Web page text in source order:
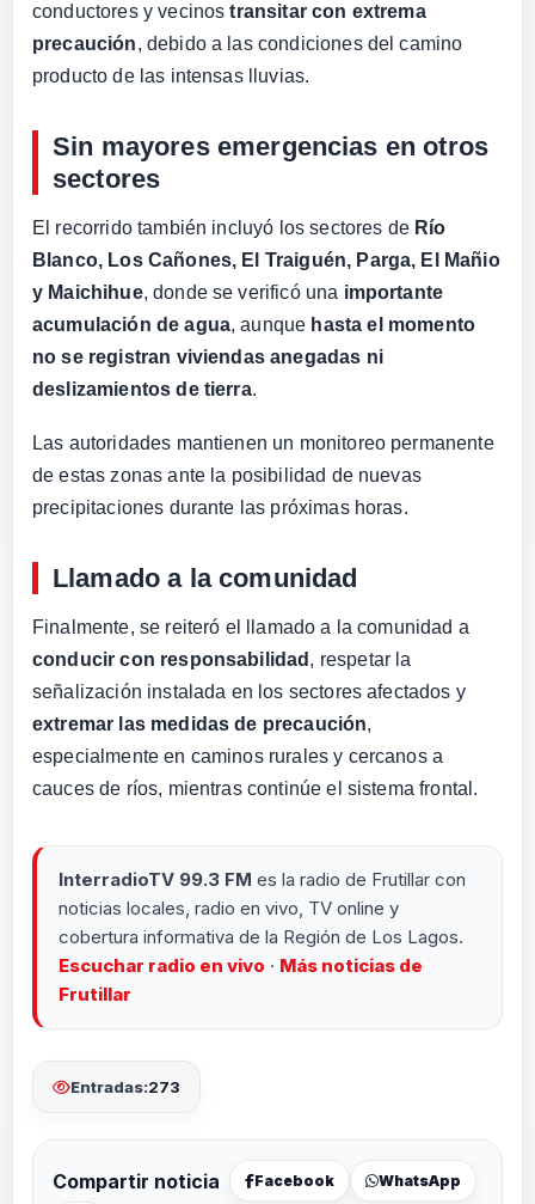
conductores y vecinostransitar con extrema
precaución, debido a las condiciones del camino
producto de las intensas lluvias.
Sin mayores emergencias en otros
sectores
El recorrido también incluyó los sectores de Río
Blanco, Los Cañones, El Traiguén, Parga, El Mañio
y Maichihue, donde se verificó una importante
acumulación de agua, aunque hasta el momento
no se registran viviendas anegadas ni
deslizamientos de tierra.
Las autoridades mantienen un monitoreo permanente
de estas zonas ante la posibilidad de nuevas
precipitaciones durante las próximas horas.
Llamado a la comunidad
Finalmente, se reiteró el llamado a la comunidad a
conducir con responsabilidad , respetar la
señalización instalada en los sectores afectados y
extremar las medidas de precaución,
especialmente en caminos rurales y cercanos a
cauces de ríos, mientras continúe el sistema frontal.
InterradioTV 99.3 FM es la radio de Frutillar con
noticias locales, radio en vivo, TV online y
cobertura informativa de la Región de Los Lagos.
Escuchar radio en vivo · Más noticias de
Frutillar
Entradas:273
Compartir noticia Facebook WhatsApp